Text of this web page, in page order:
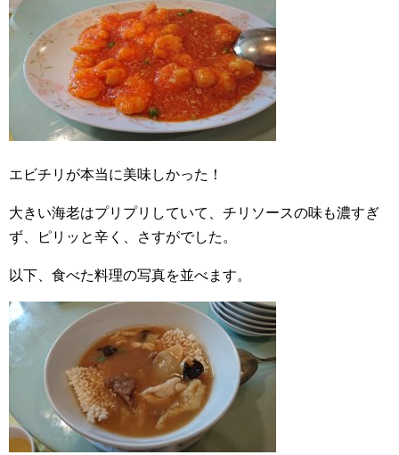
エビチリが本当に美味しかった！
大きい海老はプリプリしていて、チリソースの味も濃すぎ
ず、ピリッと辛く、さすがでした。
以下、食べた料理の写真を並べます。